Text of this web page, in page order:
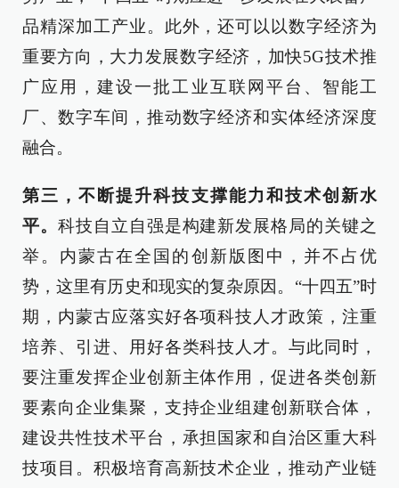
品精深加工产业。此外，还可以以数字经济为
重要方向，大力发展数字经济，加快5G技术推
广应用，建设一批工业互联网平台、智能工
厂、数字车间，推动数字经济和实体经济深度
融合。
第三，不断提升科技支撑能力和技术创新水
平。 科技自立自强是构建新发展格局的关键之
举。内蒙古在全国的创新版图中，并不占优
势，这里有历史和现实的复杂原因。“十四五”时
期，内蒙古应落实好各项科技人才政策，注重
培养、引进、用好各类科技人才。与此同时，
要注重发挥企业创新主体作用，促进各类创新
要素向企业集聚，支持企业组建创新联合体，
建设共性技术平台，承担国家和自治区重大科
技项目。积极培育高新技术企业，推动产业链